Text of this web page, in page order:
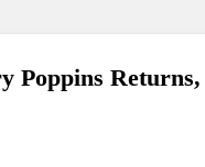
Poppins